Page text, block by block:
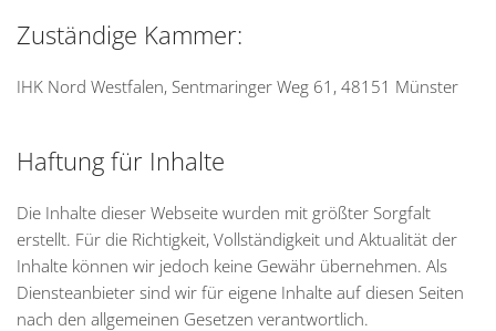
Zuständige Kammer:
IHK Nord Westfalen, Sentmaringer Weg 61, 48151 Münster
Haftung für Inhalte
Die Inhalte dieser Webseite wurden mit größter Sorgfalt
erstellt. Für die Richtigkeit, Vollständigkeit und Aktualität der
Inhalte können wir jedoch keine Gewähr übernehmen. Als
Diensteanbieter sind wir für eigene Inhalte auf diesen Seiten
nach den allgemeinen Gesetzen verantwortlich.